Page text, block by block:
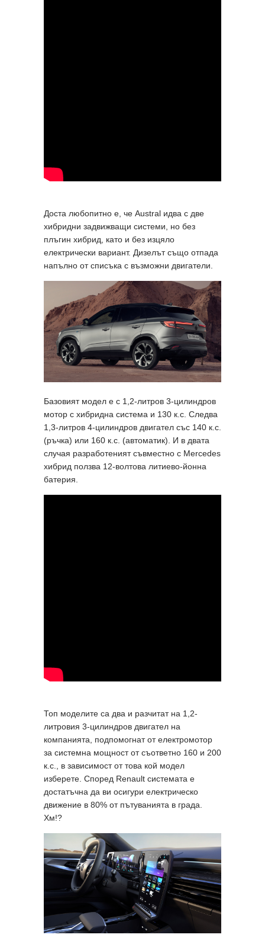
Доста любопитно е, че Austral идва с две
хибридни задвижващи системи, но без
плъгин хибрид, като и без изцяло
електрически вариант. Дизелът също отпада
напълно от списъка с възможни двигатели.
Базовият модел е с 1,2-литров 3-цилиндров
мотор с хибридна система и 130 к.с. Следва
1,3-литров 4-цилиндров двигател със 140 к.с.
(ръчка) или 160 к.с. (автоматик). И в двата
случая разработеният съвместно с Mercedes
хибрид ползва 12-волтова литиево-йонна
батерия.
Топ моделите са два и разчитат на 1,2-
литровия 3-цилиндров двигател на
компанията, подпомогнат от електромотор
за системна мощност от съответно 160 и 200
к.с., в зависимост от това кой модел
изберете. Според Renault системата е
достатъчна да ви осигури електрическо
движение в 80% от пътуванията в града.
Хм!?